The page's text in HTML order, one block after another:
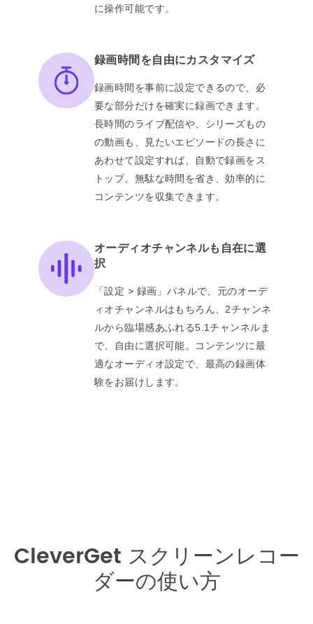
に操作可能です。
録画時間を自由にカスタマイズ
録画時間を事前に設定できるので、必
要な部分だけを確実に録画できます。
長時間のライブ配信や、シリーズもの
の動画も、見たいエピソードの長さに
あわせて設定すれば、自動で録画をス
トップ。無駄な時間を省き、効率的に
コンテンツを収集できます。
オーディオチャンネルも自在に選
択
「設定 > 録画」パネルで、元のオーデ
ィオチャンネルはもちろん、2チャンネ
ルから臨場感あふれる5.1チャンネルま
で、自由に選択可能。コンテンツに最
適なオーディオ設定で、最高の録画体
験をお届けします。
CleverGet スクリーンレコー
ダーの使い方